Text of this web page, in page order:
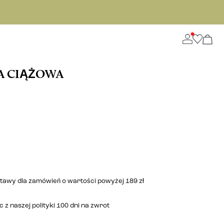
CIĄŻOWA
dla zamówień o wartości powyżej 189 zł
z naszej polityki 100 dni na zwrot